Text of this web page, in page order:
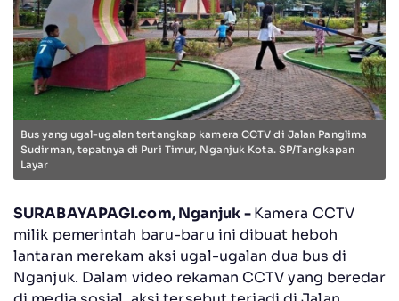
Bus yang ugal-ugalan tertangkap kamera CCTV di Jalan Panglima
Sudirman, tepatnya di Puri Timur, Nganjuk Kota. SP/Tangkapan
Layar
SURABAYAPAGI.com, Nganjuk -Kamera CCTV
milik pemerintah baru-baru ini dibuat heboh
lantaran merekam aksi ugal-ugalan dua bus di
Nganjuk. Dalam video rekaman CCTV yang beredar